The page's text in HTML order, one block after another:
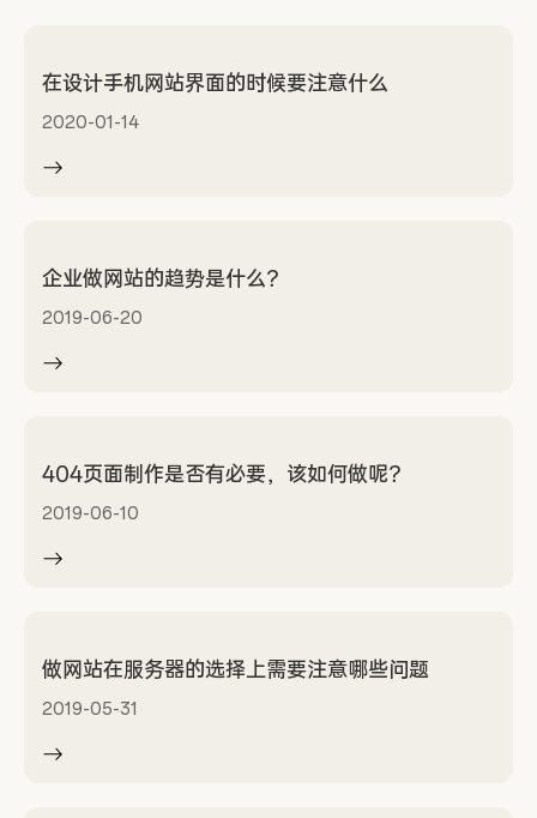
在设计手机网站界面的时候要注意什么
2020-01-14
企业做网站的趋势是什么？
2019-06-20
404页面制作是否有必要，该如何做呢？
2019-06-10
做网站在服务器的选择上需要注意哪些问题
2019-05-31